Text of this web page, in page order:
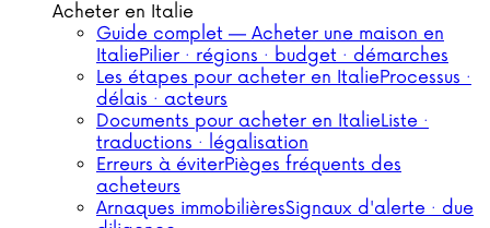
Acheter en Italie
Guide complet — Acheter une maison en
ItaliePilier · régions · budget · démarches
Les étapes pour acheter en ItalieProcessus ·
délais · acteurs
Documents pour acheter en ItalieListe ·
traductions · légalisation
Erreurs à éviterPièges fréquents des
acheteurs
Arnaques immobilièresSignaux d'alerte · due